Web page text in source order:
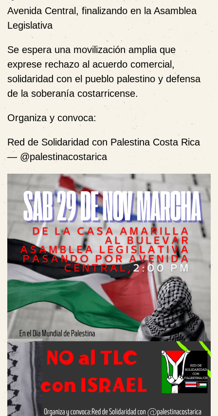
Avenida Central, finalizando en la Asamblea
Legislativa
Se espera una movilización amplia que
exprese rechazo al acuerdo comercial,
solidaridad con el pueblo palestino y defensa
de la soberanía costarricense.
Organiza y convoca:
Red de Solidaridad con Palestina Costa Rica
— @palestinacostarica